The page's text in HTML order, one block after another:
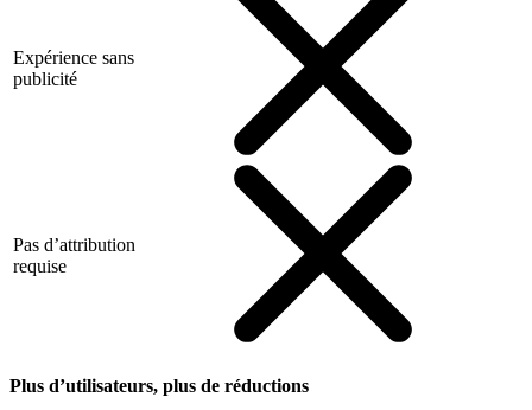
Expérience sans
publicité
Pas d’attribution
requise
Plus d’utilisateurs, plus de réductions